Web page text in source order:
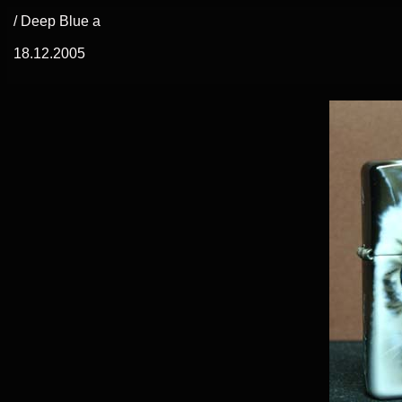
/ Deep Blue a
18.12.2005